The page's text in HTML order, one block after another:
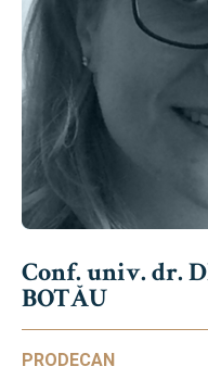
Conf. univ. dr.
BOTĂU
PRODECAN